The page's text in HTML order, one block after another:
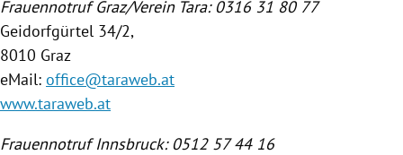
Frauennotruf Graz/Verein Tara: 0316 31 80 77
Geidorfgürtel 34/2,
8010 Graz
eMail: office@taraweb.at
www.taraweb.at
Frauennotruf Innsbruck: 0512 57 44 16